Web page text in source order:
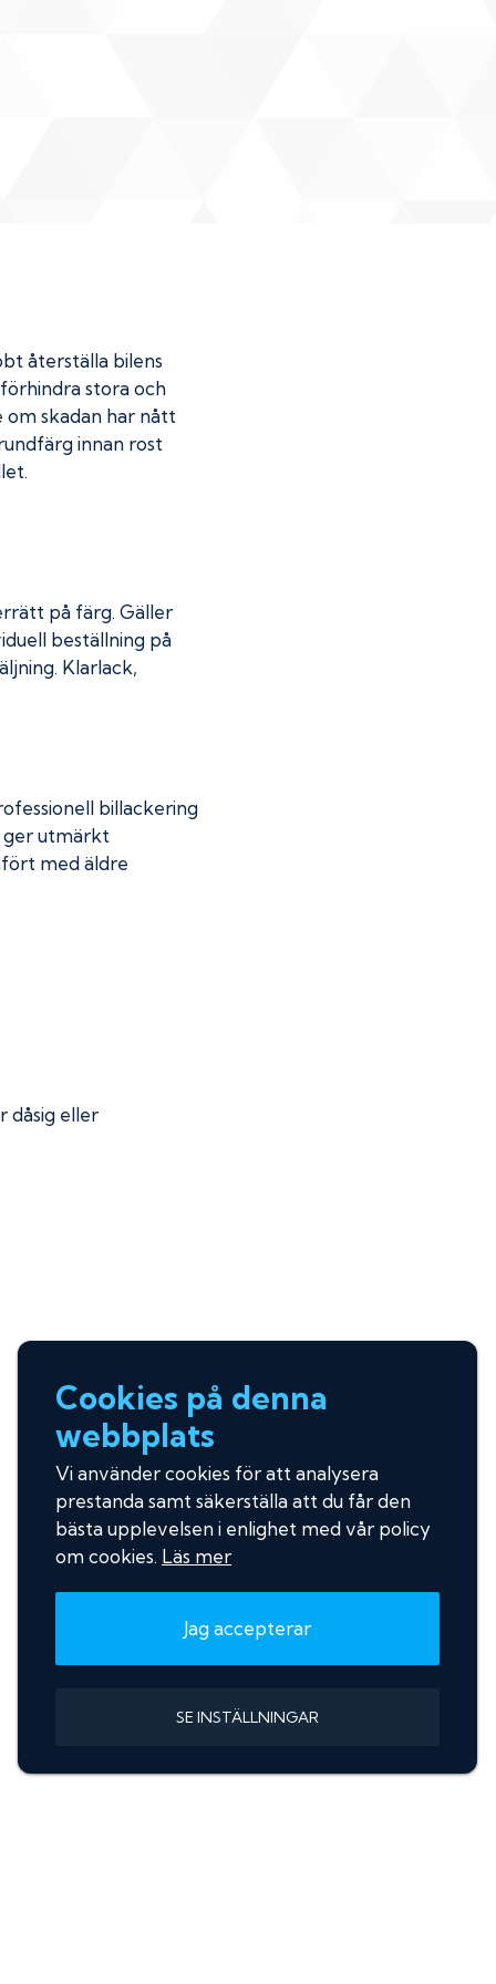
återställa bilens
stora och
skadan har nått
innan rost
på färg. Gäller
beställning på
Klarlack,
billackering
ger utmärkt
med äldre
dåsig eller
Cookies på denna
webbplats
Vi använder cookies för att analysera
prestanda samt säkerställa att du får den
bästa upplevelsen i enlighet med vår policy
om cookies. Läs mer
Jag accepterar
SE INSTÄLLNINGAR